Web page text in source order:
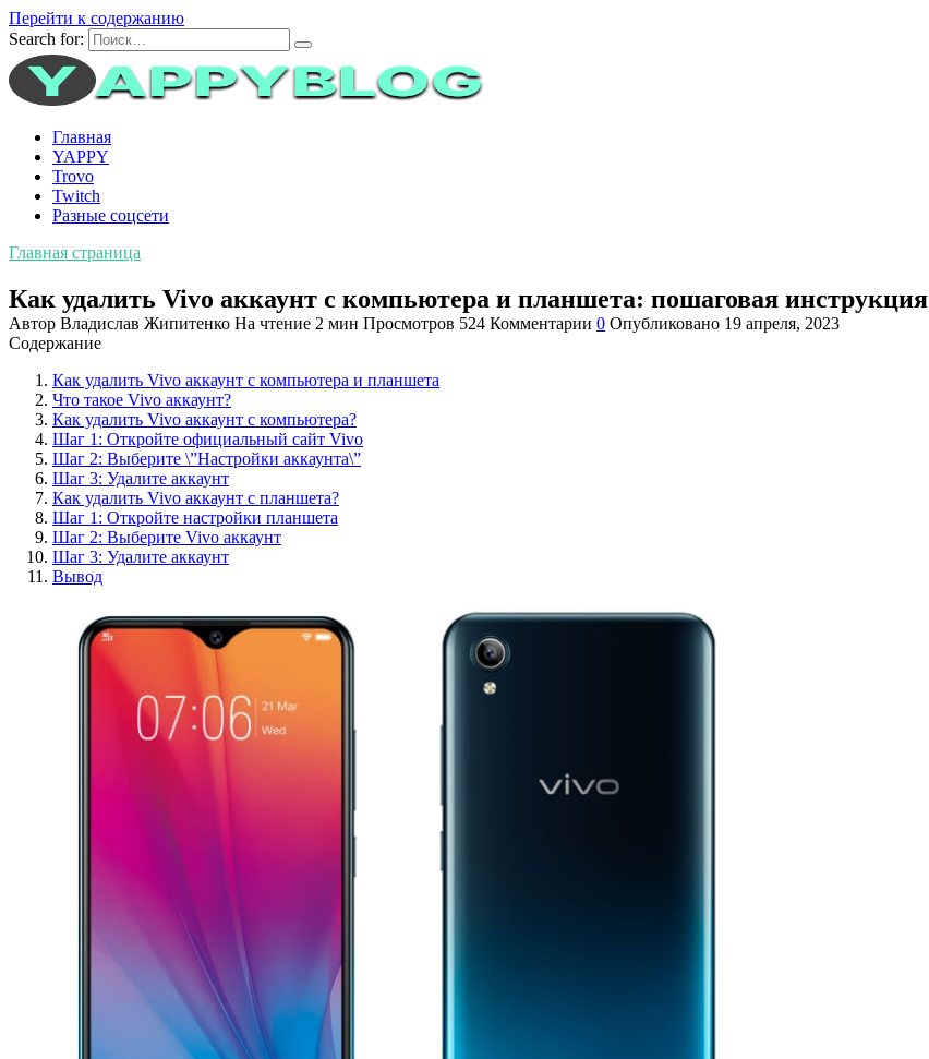
Перейти к содержанию
Search for:
Главная
YAPPY
Trovo
Twitch
Разные соцсети
Главная страница
Как удалить Vivo аккаунт с компьютера и планшета: пошаговая инструкция
Автор Владислав Жипитенко На чтение 2 мин Просмотров 524 Комментарии 0 Опубликовано 19 апреля, 2023
Содержание
Как удалить Vivo аккаунт с компьютера и планшета
Что такое Vivo аккаунт?
Как удалить Vivo аккаунт с компьютера?
Шаг 1: Откройте официальный сайт Vivo
Шаг 2: Выберите \”Настройки аккаунта\”
Шаг 3: Удалите аккаунт
Как удалить Vivo аккаунт с планшета?
Шаг 1: Откройте настройки планшета
Шаг 2: Выберите Vivo аккаунт
Шаг 3: Удалите аккаунт
Вывод